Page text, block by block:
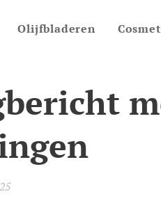
Olijfbladeren